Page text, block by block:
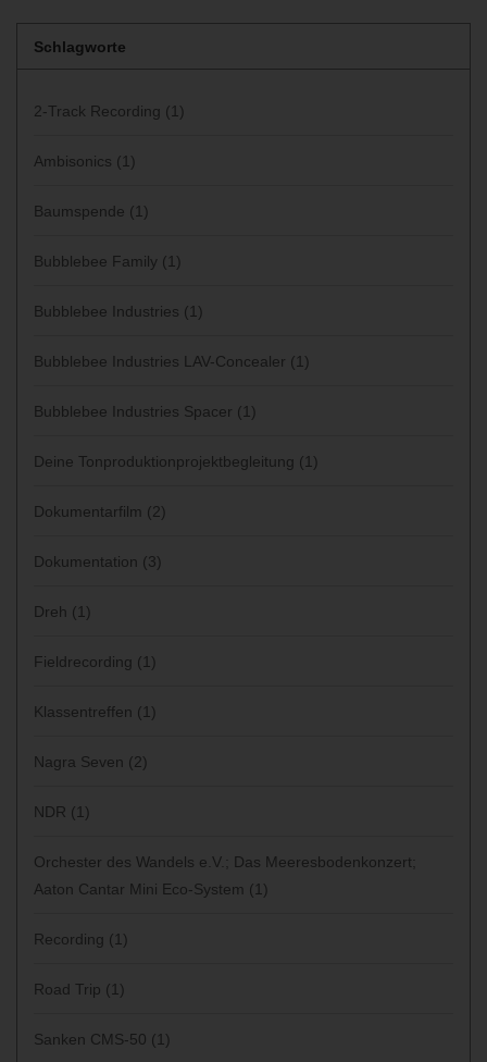
Schlagworte
2-Track Recording (1)
Ambisonics (1)
Baumspende (1)
Bubblebee Family (1)
Bubblebee Industries (1)
Bubblebee Industries LAV-Concealer (1)
Bubblebee Industries Spacer (1)
Deine Tonproduktionprojektbegleitung (1)
Dokumentarfilm (2)
Dokumentation (3)
Dreh (1)
Fieldrecording (1)
Klassentreffen (1)
Nagra Seven (2)
NDR (1)
Orchester des Wandels e.V.; Das Meeresbodenkonzert;
Aaton Cantar Mini Eco-System (1)
Recording (1)
Road Trip (1)
Sanken CMS-50 (1)